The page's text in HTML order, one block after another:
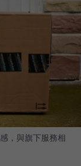
，與旗下服務相